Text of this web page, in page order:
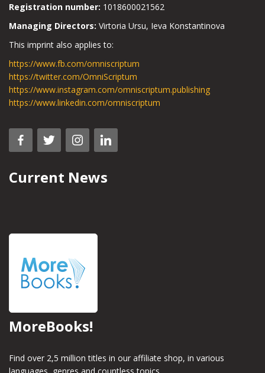
Registration number: 1018600021562
Managing Directors: Virtoria Ursu, Ieva Konstantinova
This imprint also applies to:
https://www.fb.com/omniscriptum
https://twitter.com/OmniScriptum
https://www.instagram.com/omniscriptum.publishing
https://www.linkedin.com/omniscriptum
Current News
MoreBooks!
Find over 2,5 million titles in our affiliate shop, in various